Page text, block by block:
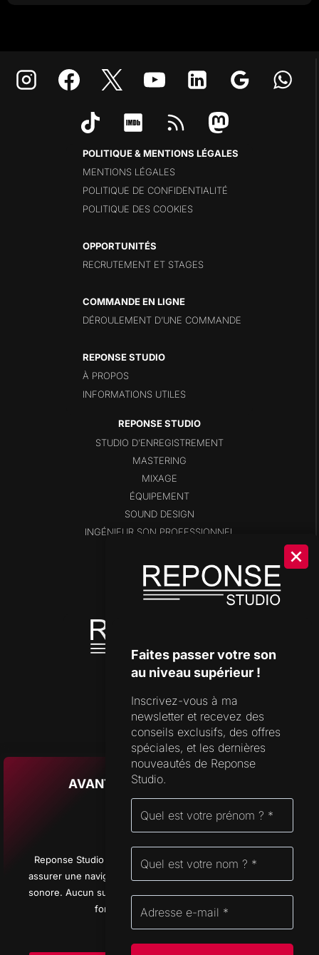
POLITIQUE & MENTIONS LÉGALES
MENTIONS LÉGALES
POLITIQUE DE CONFIDENTIALITÉ
POLITIQUE DES COOKIES
OPPORTUNITÉS
RECRUTEMENT ET STAGES
COMMANDE EN LIGNE
DÉROULEMENT D’UNE COMMANDE
REPONSE STUDIO
À PROPOS
INFORMATIONS UTILES
STUDIO D’ENREGISTREMENT
MASTERING
MIXAGE
ÉQUIPEMENT
SOUND DESIGN
INGÉNIEUR SON PROFESSIONNEL
SHOP
DISPONIBILITÉS
OUTILS DE STUDIO
SUPPORT
FORMULAIRE DE CONTACT
FAQ
CHAMPS-MONTANTS 14A 2074 MARIN
SUISSE
© 2026 Reponse Studio d'enregistrement All rights reserved - Logos Promenade
AVANT D’APPUYER SUR PLAY
Reponse Studio utilise quelques cookies essentiels pour
assurer une navigation fluide et optimiser votre expérience
sonore. Aucun suivi inutile, juste ce qu’il faut pour que tout
fonctionne sans fausse note.
Politique des Cookies
Faites passer votre son
au niveau supérieur !
Inscrivez-vous à ma
newsletter et recevez des
conseils exclusifs, des offres
spéciales, et les dernières
nouveautés de Reponse
Studio.